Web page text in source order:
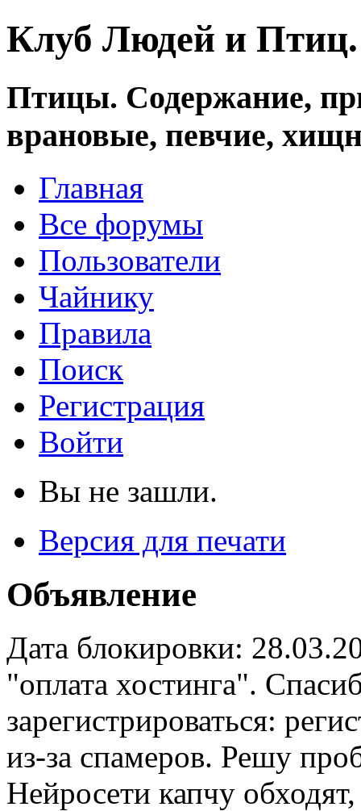
Клуб Людей и
Птицы. Содержание,
врановые, певчие,
Главная
Все форумы
Пользователи
Чайнику
Правила
Поиск
Регистрация
Войти
Вы не зашли.
Версия для печати
Объявление
Дата блокировки:
"оплата хостинга".
зарегистрироваться:
из-за спамеров. Решу
Нейросети капчу